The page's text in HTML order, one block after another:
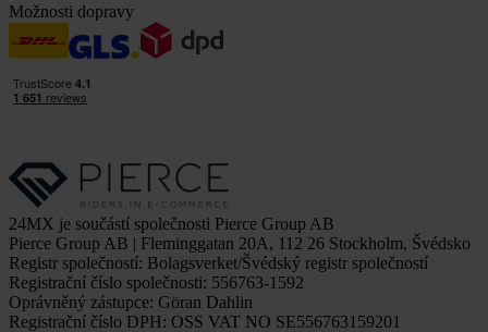
Možnosti dopravy
24MX je součástí společnosti Pierce Group AB
Pierce Group AB | Fleminggatan 20A, 112 26 Stockholm, Švédsko
Registr společností: Bolagsverket/Švédský registr společností
Registrační číslo společnosti: 556763-1592
Oprávněný zástupce: Göran Dahlin
Registrační číslo DPH: OSS VAT NO SE556763159201